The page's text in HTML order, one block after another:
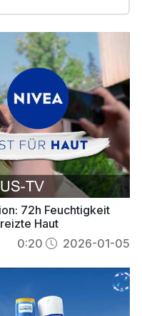
72h Feuchtigkeit
Haut
0:20 2026-01-05